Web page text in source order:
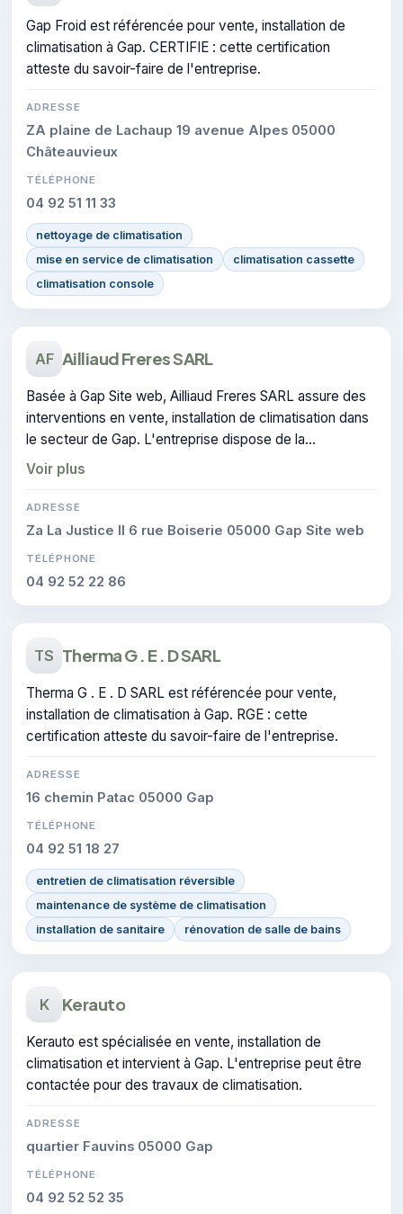
Gap Froid est référencée pour vente, installation de
climatisation à Gap. CERTIFIE : cette certification
atteste du savoir-faire de l'entreprise.
ADRESSE
ZA plaine de Lachaup 19 avenue Alpes 05000
Châteauvieux
TÉLÉPHONE
04 92 51 11 33
nettoyage de climatisation
mise en service de climatisation
climatisation cassette
climatisation console
AF Ailliaud Freres SARL
Basée à Gap Site web, Ailliaud Freres SARL assure des
interventions en vente, installation de climatisation dans
le secteur de Gap. L'entreprise dispose de la
certification CERTIFIE.
Voir plus
ADRESSE
Za La Justice II 6 rue Boiserie 05000 Gap Site web
TÉLÉPHONE
04 92 52 22 86
TS Therma G . E . D SARL
Therma G . E . D SARL est référencée pour vente,
installation de climatisation à Gap. RGE : cette
certification atteste du savoir-faire de l'entreprise.
ADRESSE
16 chemin Patac 05000 Gap
TÉLÉPHONE
04 92 51 18 27
entretien de climatisation réversible
maintenance de système de climatisation
installation de sanitaire
rénovation de salle de bains
K Kerauto
Kerauto est spécialisée en vente, installation de
climatisation et intervient à Gap. L'entreprise peut être
contactée pour des travaux de climatisation.
ADRESSE
quartier Fauvins 05000 Gap
TÉLÉPHONE
04 92 52 52 35